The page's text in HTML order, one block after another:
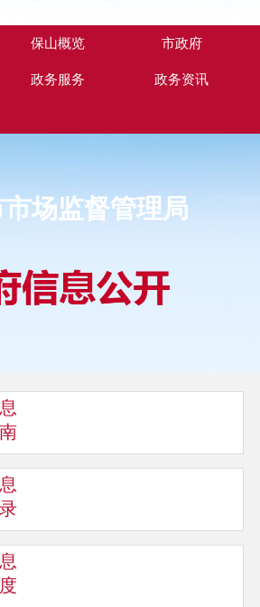
保山概览 市政府
政务服务 政务资讯
场监督管理局